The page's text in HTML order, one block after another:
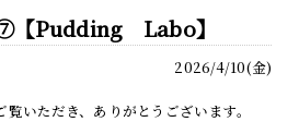
【Pudding Labo】
2026/4/10(金)
いただき、ありがとうございます。